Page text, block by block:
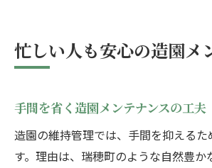
忙しい人も安心の造園メ
手間を省く造園メンテナンスの工夫
造園の維持管理では、手間を抑える
す。理由は、瑞穂町のような自然豊か